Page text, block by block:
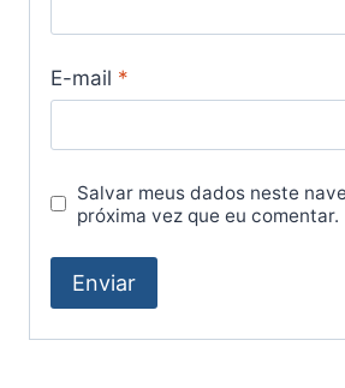
E-mail *
Salvar meus dados neste
próxima vez que eu comentar.